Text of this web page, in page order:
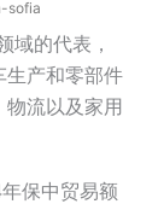
sofia
域的代表，
生产和零部件
流以及家用
保中贸易额